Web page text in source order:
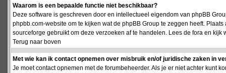
Waarom is een bepaalde functie niet beschikbaar?
Deze software is geschreven door en intellectueel eigendom van phpBB
phpbb.com-website om te kijken wat de phpBB Group te zeggen heeft.
sourceforge gebruikt om deze verzoeken af te handelen. Lees de fora en
Terug naar boven
Met wie kan ik contact opnemen over misbruik en/of juridische zaken in
Je moet contact opnemen met de forumbeheerder. Als je er niet achter kunt